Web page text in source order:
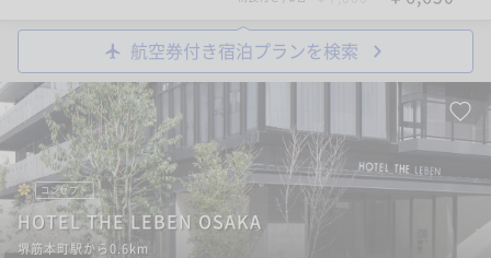
航空券付き宿泊プランを検索
コンセプト
HOTEL THE LEBEN OSAKA
堺筋本町駅から0.6km